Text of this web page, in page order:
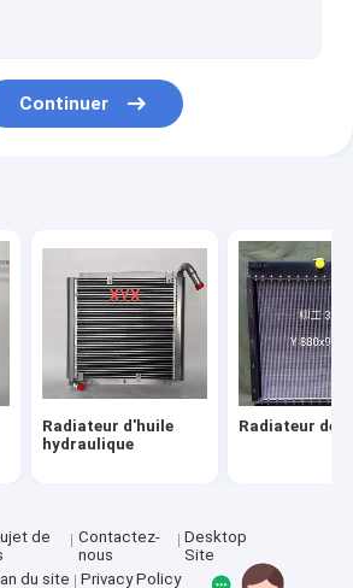
Continuer
Radiateur d'huile
hydraulique
Radiateur de
de
Contactez-
nous
Desktop
Site
du site
Privacy Policy